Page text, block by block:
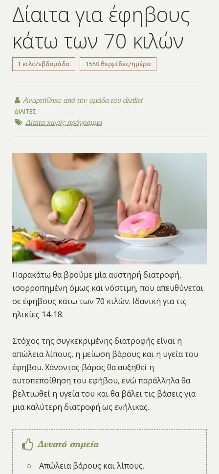
Δίαιτα για έφηβους
κάτω των 70 κιλών
1 κιλό/εβδομάδα 1550 θερμίδες/ημέρα
Αναρτήθηκε από τηνομάδα του dietlist
ΔΊΑΙΤΕΣ
Δίαιτα χωρίς πρόγραμμα
Παρακάτω θα βρούμε μία αυστηρή διατροφή,
ισορροπημένη όμως και νόστιμη, που απευθύνεται
σε έφηβους κάτω των 70 κιλών. Ιδανική για τις
ηλικίες 14-18.
Στόχος της συγκεκριμένης διατροφής είναι η
απώλεια λίπους, η μείωση βάρους και η υγεία του
έφηβου. Χάνοντας βάρος θα αυξηθεί η
αυτοπεποίθηση του εφήβου, ενώ παράλληλα θα
βελτιωθεί η υγεία του και θα βάλει τις βάσεις για
μια καλύτερη διατροφή ως ενήλικας.
Δυνατά σημεία
Απώλεια βάρους και λίπους.